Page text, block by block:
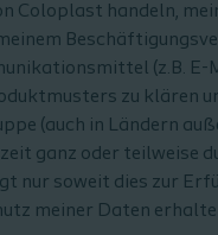
Coloplast handeln,
(z.B.
zu klären
(auch in Ländern
ganz oder teilweise
nur soweit dies zur
meiner Daten